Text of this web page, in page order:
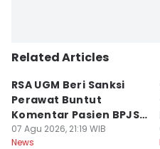
Related Articles
RSA UGM Beri Sanksi
Perawat Buntut
Komentar Pasien BPJS
di Medsos
07 Agu 2026, 21:19 WIB
News